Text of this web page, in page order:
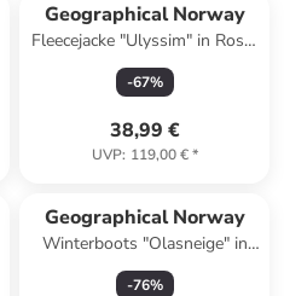
Geographical Norway
Fleecejacke "Ulyssim" in Rosa/
Weiß
-67%
38,99 €
UVP: 119,00 €*
Geographical Norway
Winterboots "Olasneige" in
Hellbraun
-76%